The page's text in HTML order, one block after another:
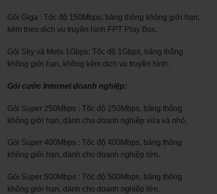
Gói Giga : Tốc độ 150Mbps, băng thông không giới hạn,
kèm theo dịch vụ truyền hình FPT Play Box.
Gói Sky và Meta 1Gbps: Tốc độ 1Gbps, băng thông
không giới hạn, không kèm dịch vụ truyền hình.
Gói cước Internet doanh nghiệp:
Gói Super 250Mbps : Tốc độ 250Mbps, băng thông
không giới hạn, dành cho doanh nghiệp vừa và nhỏ.
Gói Super 400Mbps : Tốc độ 400Mbps, băng thông
không giới hạn, dành cho doanh nghiệp lớn.
Gói Super 500Mbps : Tốc độ 500Mbps, băng thông
không giới hạn, dành cho doanh nghiệp lớn.